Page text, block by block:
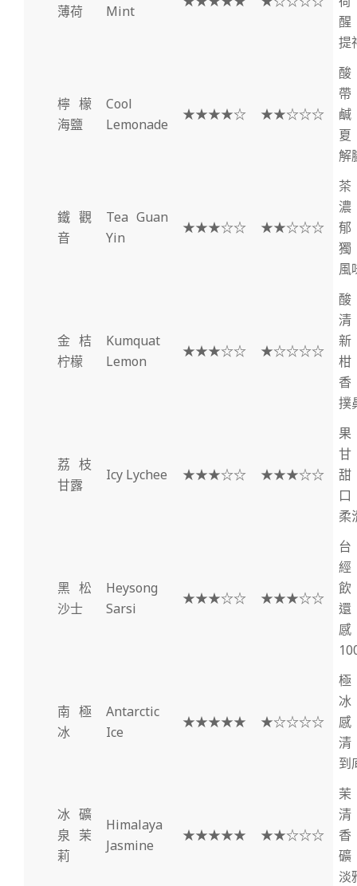
薄荷
Mint
提
檸檬
海鹽
Cool
Lemonade
★★★★☆ ★★☆☆☆
帶
解
鐵觀
音
Tea Guan
Yin
★★★☆☆ ★★☆☆☆
濃
風
金桔
柠檬
Kumquat
Lemon
★★★☆☆ ★☆☆☆☆
清
撲
荔枝
甘露
Icy Lychee ★★★☆☆ ★★★☆☆
甘
柔
黑松
沙士
Heysong
Sarsi
★★★☆☆ ★★★☆☆
感
南極
冰
Antarctic
Ice
★★★★★ ★☆☆☆☆
冰
到
冰礦
泉茉
莉
Himalaya
Jasmine
★★★★★ ★★☆☆☆
清
淡